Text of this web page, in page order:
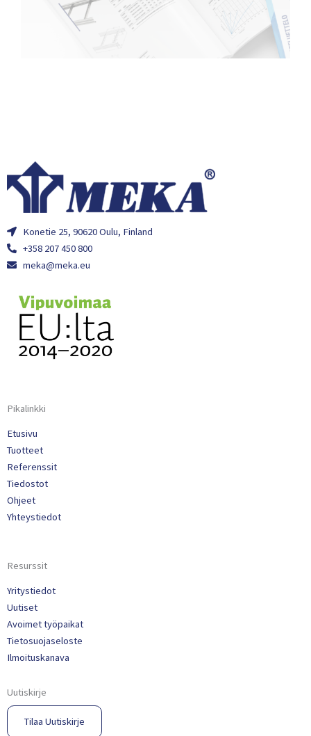
Konetie 25, 90620 Oulu, Finland
+358 207 450 800
meka@meka.eu
Pikalinkki
Etusivu
Tuotteet
Referenssit
Tiedostot
Ohjeet
Yhteystiedot
Resurssit
Yritystiedot
Uutiset
Avoimet työpaikat
Tietosuojaseloste
Ilmoituskanava
Uutiskirje
Tilaa Uutiskirje​